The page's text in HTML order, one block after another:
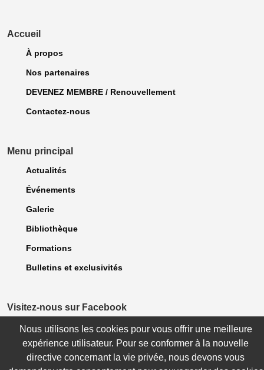
Accueil
À propos
Nos partenaires
DEVENEZ MEMBRE / Renouvellement
Contactez-nous
Menu principal
Actualités
Événements
Galerie
Bibliothèque
Formations
Bulletins et exclusivités
Visitez-nous sur Facebook
© 2023 Association des dentellières du Québec. Tous droits Réservés. |
Politique de confidentialité
| Site réalisé par WebCONCEPT Plus inc.
Nous utilisons les cookies pour vous offrir une meilleure
expérience utilisateur. Pour se conformer à la nouvelle
directive concernant la vie privée, nous devons vous